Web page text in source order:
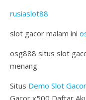
rusiaslot88
slot gacor malam ini
osg888 situs slot
menang
Situs Demo Slot Gacor
Gacor x500 Daftar